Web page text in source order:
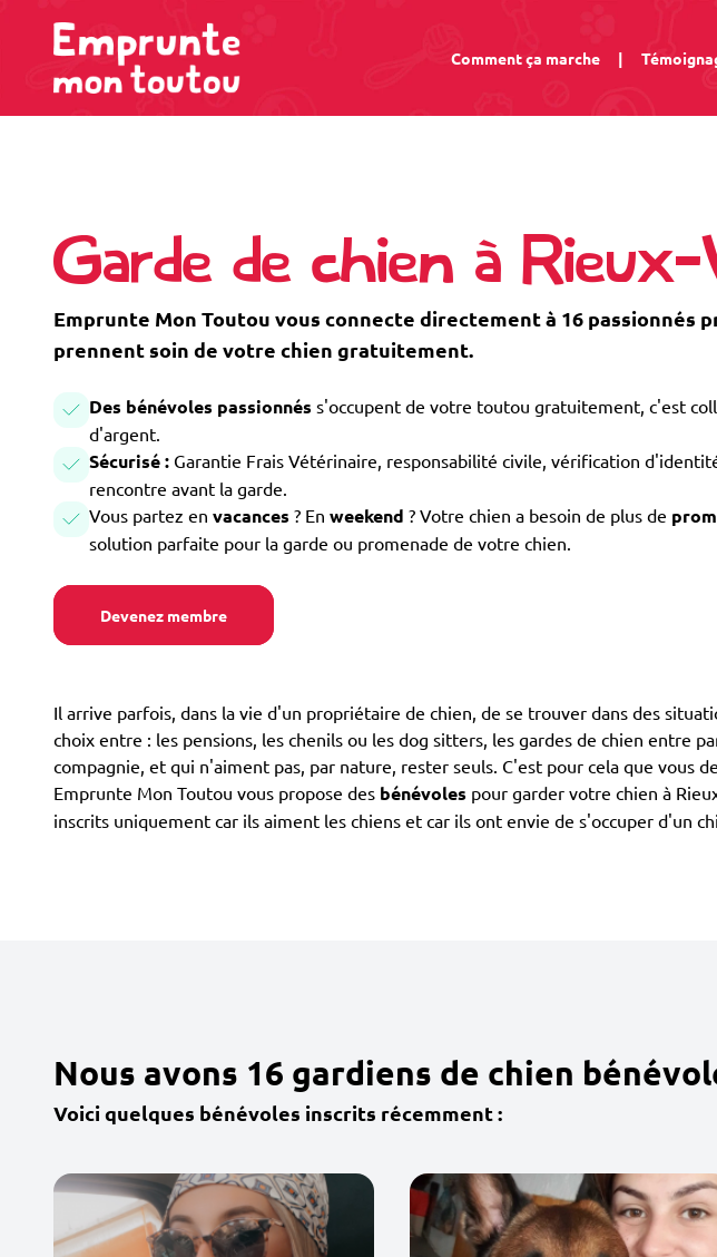
Comment ça marche |
Garde de chien à
Emprunte Mon Toutou vous connecte directement à 16 passionnés
prennent soin de votre chien gratuitement.
Des bénévoles passionnés s'occupent de votre toutou gratuitement, c'est
d'argent.
Sécurisé : Garantie Frais Vétérinaire, responsabilité civile, vérification
rencontre avant la garde.
Vous partez en vacances ? En weekend ? Votre chien a besoin de plus de
solution parfaite pour la garde ou promenade de votre chien.
Devenez membre
Il arrive parfois, dans la vie d'un propriétaire de chien, de se trouver dans des
choix entre : les pensions, les chenils ou les dog sitters, les gardes de chien entre
compagnie, et qui n'aiment pas, par nature, rester seuls. C'est pour cela que vous
Emprunte Mon Toutou vous propose des bénévoles pour garder votre chien à
inscrits uniquement car ils aiment les chiens et car ils ont envie de s'occuper d'un
Nous avons 16 gardiens de chien
Voici quelques bénévoles inscrits récemment :